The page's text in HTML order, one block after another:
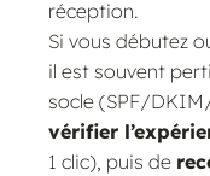
réception.
Si vous débutez
il est souvent
socle (SPF/
vérifier
1 clic), puis de